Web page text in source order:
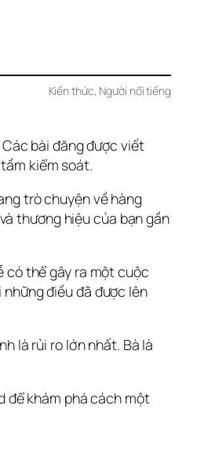
Kiến thức, Người nổi tiếng
bài đăng được viết
kiểm soát.
trò chuyện về hàng
thương hiệu của bạn gần
có thể gây ra một cuộc
điều đã được lên
là rủi ro lớn nhất. Bà là
để khám phá cách một